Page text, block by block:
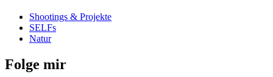
Shootings & Projekte
SELFs
Natur
Folge mir